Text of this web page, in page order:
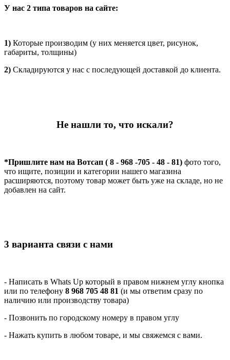
У нас 2 типа товаров на сайте:
1) Которые производим (у них меняется цвет, рисунок,
габариты, толщины)
2) Складируются у нас с последующей доставкой до клиента.
Не нашли то, что искали?
*Пришлите нам на Вотсап ( 8 - 968 -705 - 48 - 81) фото того,
что ищите, позиции и категории нашего магазина
расширяются, поэтому товар может быть уже на складе, но не
добавлен на сайт.
3 варианта связи с нами
- Написать в Whats Up который в правом нижнем углу кнопка
или по телефону 8 968 705 48 81 (и мы ответим сразу по
наличию или производству товара)
- Позвонить по городскому номеру в правом углу
- Нажать купить в любом товаре, и мы свяжемся с вами.